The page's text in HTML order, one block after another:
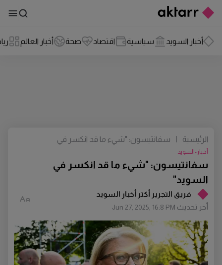
أخبار السويد سياسية اقتصاد صحة أخبار العالم
فريق التجرير أكتر أخبار السويد
أخر تحديث Jun 27, 2025, 16:8 PM
سفانتيسون: "شيء ما قد انكسر في
السويد"
أخبار-السويد
الرئيسية
سفانتيسون: "شيء ما قد انكسر في